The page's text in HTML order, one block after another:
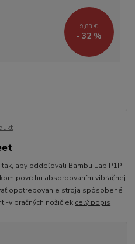
9,83 €
- 32 %
aby oddeľovali Bambu Lab P1P
povrchu absorbovaním vibračnej
opotrebovanie stroja spôsobené
vibračných nožičiek celý popis